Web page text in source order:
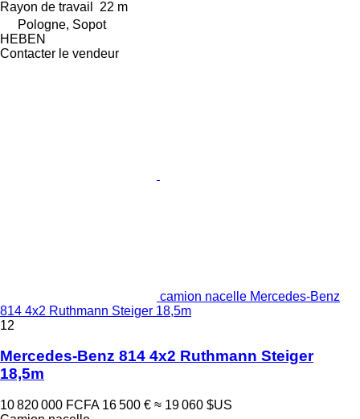
Rayon de travail
22 m
Pologne, Sopot
HEBEN
Contacter le vendeur
camion nacelle Mercedes-Benz
814 4x2 Ruthmann Steiger 18,5m
12
Mercedes-Benz 814 4x2 Ruthmann Steiger
18,5m
10 820 000 FCFA 16 500 € ≈ 19 060 $US